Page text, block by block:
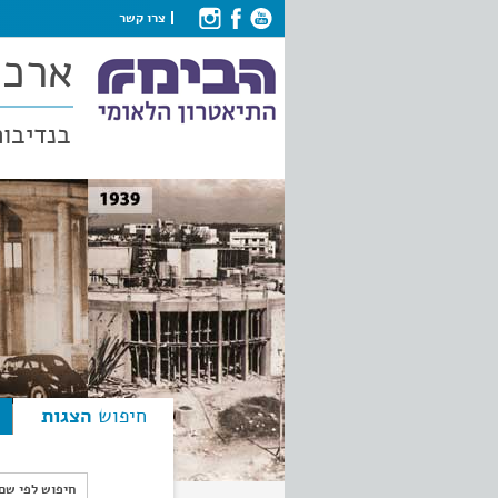
צרו קשר
חיפוש הצגות
חיפוש לפי